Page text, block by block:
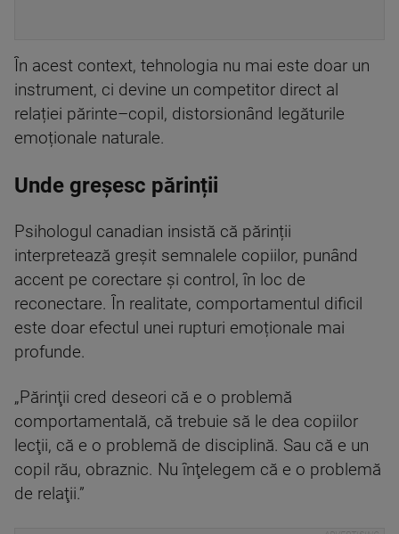
În acest context, tehnologia nu mai este doar un
instrument, ci devine un competitor direct al
relației părinte–copil, distorsionând legăturile
emoționale naturale.
Unde greșesc părinții
Psihologul canadian insistă că părinții
interpretează greșit semnalele copiilor, punând
accent pe corectare și control, în loc de
reconectare. În realitate, comportamentul dificil
este doar efectul unei rupturi emoționale mai
profunde.
„Părinţii cred deseori că e o problemă
comportamentală, că trebuie să le dea copiilor
lecţii, că e o problemă de disciplină. Sau că e un
copil rău, obraznic. Nu înţelegem că e o problemă
de relaţii.”